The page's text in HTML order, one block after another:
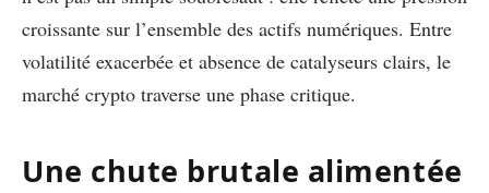
croissante sur l’ensemble des actifs numériques. Entre
volatilité exacerbée et absence de catalyseurs clairs, le
marché crypto traverse une phase critique.
Une chute brutale alimentée